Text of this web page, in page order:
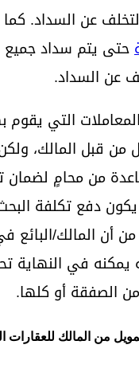
عن السداد.
حتى يتم سداد جميع
عن السداد.
التي
قبل المالك،
من محامٍ لضمان
دفع تكلفة
من أن المالك/
يمكنه في النهاية
الصفقة أو كلها.
من المالك للعقارات